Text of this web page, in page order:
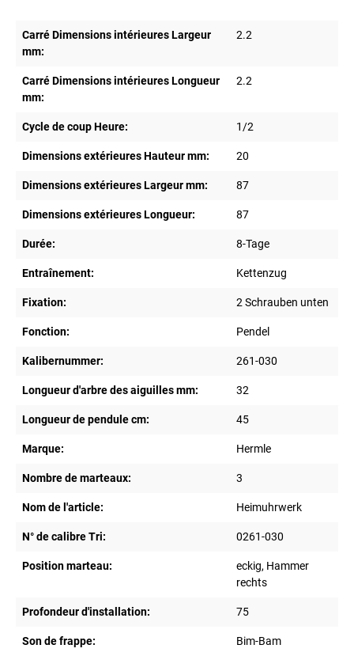
Carré Dimensions intérieures Largeur
mm:
2.2
Carré Dimensions intérieures Longueur
mm:
2.2
Cycle de coup Heure: 1/2
Dimensions extérieures Hauteur mm: 20
Dimensions extérieures Largeur mm: 87
Dimensions extérieures Longueur: 87
Durée: 8-Tage
Entraînement: Kettenzug
Fixation: 2 Schrauben unten
Fonction: Pendel
Kalibernummer: 261-030
Longueur d'arbre des aiguilles mm: 32
Longueur de pendule cm: 45
Marque: Hermle
Nombre de marteaux: 3
Nom de l'article: Heimuhrwerk
N° de calibre Tri: 0261-030
Position marteau:
eckig, Hammer
rechts
Profondeur d'installation: 75
Son de frappe: Bim-Bam